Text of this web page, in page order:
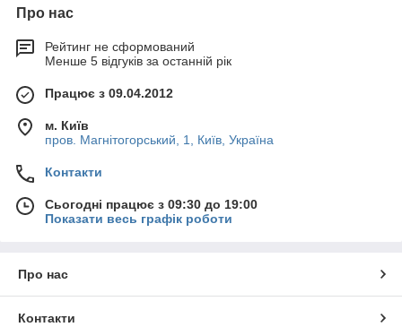
Про нас
Рейтинг не сформований
Менше 5 відгуків за останній рік
Працює з 09.04.2012
м. Київ
пров. Магнітогорський, 1, Київ, Україна
Контакти
Сьогодні працює з 09:30 до 19:00
Показати весь графік роботи
Про нас
Контакти